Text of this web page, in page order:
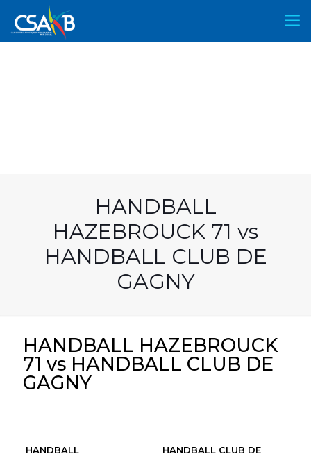
HANDBALL
HAZEBROUCK 71 vs
HANDBALL CLUB DE
GAGNY
HANDBALL HAZEBROUCK
71 vs HANDBALL CLUB DE
GAGNY
HANDBALL
HANDBALL CLUB DE